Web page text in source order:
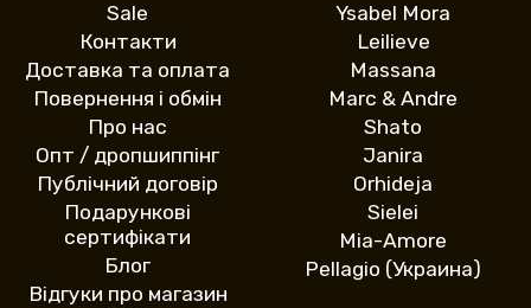
Sale
Контакти
Доставка та оплата
Повернення і обмін
Про нас
Опт / дропшиппінг
Публічний договір
Подарункові
сертифікати
Блог
Відгуки про магазин
Ysabel Mora
Leilieve
Massana
Marc & Andre
Shato
Janira
Orhideja
Sielei
Mia-Amore
Pellagio (Украина)